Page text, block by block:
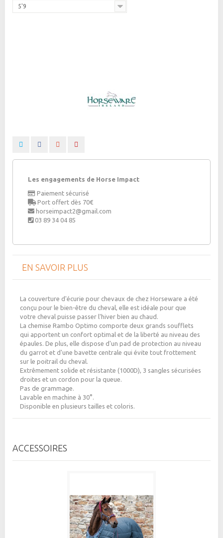
5'9
Les engagements de Horse Impact
Paiement sécurisé
Port offert dès 70€
horseimpact2@gmail.com
03 89 34 04 85
EN SAVOIR PLUS
La couverture d'écurie pour chevaux de chez Horseware a été
conçu pour le bien-être du cheval, elle est idéale pour que
votre cheval puisse passer l'hiver bien au chaud.
La chemise Rambo Optimo comporte deux grands soufflets
qui apportent un confort optimal et de la liberté au niveau des
épaules. De plus, elle dispose d'un pad de protection au niveau
du garrot et d'une bavette centrale qui évite tout frottement
sur le poitrail du cheval.
Extrêmement solide et résistante (1000D), 3 sangles sécurisées
droites et un cordon pour la queue.
Pas de grammage.
Lavable en machine à 30°.
Disponible en plusieurs tailles et coloris.
ACCESSOIRES